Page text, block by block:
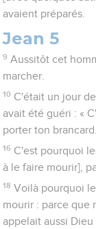
avaient préparés.
Jean 5
9 Aussitôt cet
marcher.
10 C'était un jour
avait été guéri : «
porter ton
16 C'est pourquoi
à le faire mourir],
18 Voilà pourquoi
mourir : parce que
appelait aussi